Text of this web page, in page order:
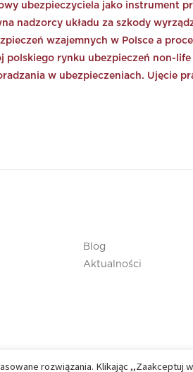
ubezpieczyciela jako instrument
nadzorcy układu za szkody
wzajemnych w Polsce a
polskiego rynku ubezpieczeń non-
w ubezpieczeniach. Ujęcie
Blog
Aktualności
rozwiązania. Klikając ,,Zaakceptuj